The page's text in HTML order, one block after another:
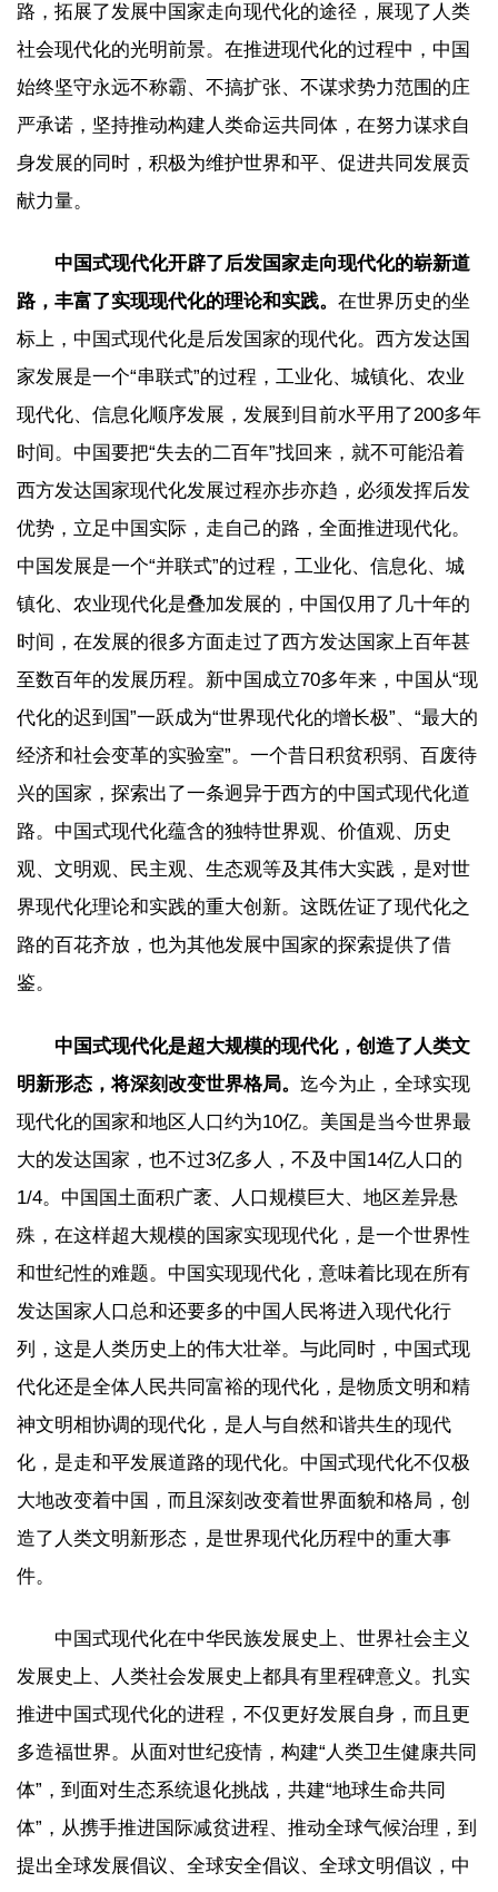
路，拓展了发展中国家走向现代化的途径，展现了人类
社会现代化的光明前景。在推进现代化的过程中，中国
始终坚守永远不称霸、不搞扩张、不谋求势力范围的庄
严承诺，坚持推动构建人类命运共同体，在努力谋求自
身发展的同时，积极为维护世界和平、促进共同发展贡
献力量。
中国式现代化开辟了后发国家走向现代化的崭新道
路，丰富了实现现代化的理论和实践。 在世界历史的坐
标上，中国式现代化是后发国家的现代化。西方发达国
家发展是一个“串联式”的过程，工业化、城镇化、农业
现代化、信息化顺序发展，发展到目前水平用了200多年
时间。中国要把“失去的二百年”找回来，就不可能沿着
西方发达国家现代化发展过程亦步亦趋，必须发挥后发
优势，立足中国实际，走自己的路，全面推进现代化。
中国发展是一个“并联式”的过程，工业化、信息化、城
镇化、农业现代化是叠加发展的，中国仅用了几十年的
时间，在发展的很多方面走过了西方发达国家上百年甚
至数百年的发展历程。新中国成立70多年来，中国从“现
代化的迟到国”一跃成为“世界现代化的增长极”、“最大的
经济和社会变革的实验室”。一个昔日积贫积弱、百废待
兴的国家，探索出了一条迥异于西方的中国式现代化道
路。中国式现代化蕴含的独特世界观、价值观、历史
观、文明观、民主观、生态观等及其伟大实践，是对世
界现代化理论和实践的重大创新。这既佐证了现代化之
路的百花齐放，也为其他发展中国家的探索提供了借
鉴。
中国式现代化是超大规模的现代化，创造了人类文
明新形态，将深刻改变世界格局。 迄今为止，全球实现
现代化的国家和地区人口约为10亿。美国是当今世界最
大的发达国家，也不过3亿多人，不及中国14亿人口的
1/4。中国国土面积广袤、人口规模巨大、地区差异悬
殊，在这样超大规模的国家实现现代化，是一个世界性
和世纪性的难题。中国实现现代化，意味着比现在所有
发达国家人口总和还要多的中国人民将进入现代化行
列，这是人类历史上的伟大壮举。与此同时，中国式现
代化还是全体人民共同富裕的现代化，是物质文明和精
神文明相协调的现代化，是人与自然和谐共生的现代
化，是走和平发展道路的现代化。中国式现代化不仅极
大地改变着中国，而且深刻改变着世界面貌和格局，创
造了人类文明新形态，是世界现代化历程中的重大事
件。
中国式现代化在中华民族发展史上、世界社会主义
发展史上、人类社会发展史上都具有里程碑意义。扎实
推进中国式现代化的进程，不仅更好发展自身，而且更
多造福世界。从面对世纪疫情，构建“人类卫生健康共同
体”，到面对生态系统退化挑战，共建“地球生命共同
体”，从携手推进国际减贫进程、推动全球气候治理，到
提出全球发展倡议、全球安全倡议、全球文明倡议，中